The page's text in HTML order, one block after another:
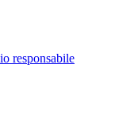
responsabile